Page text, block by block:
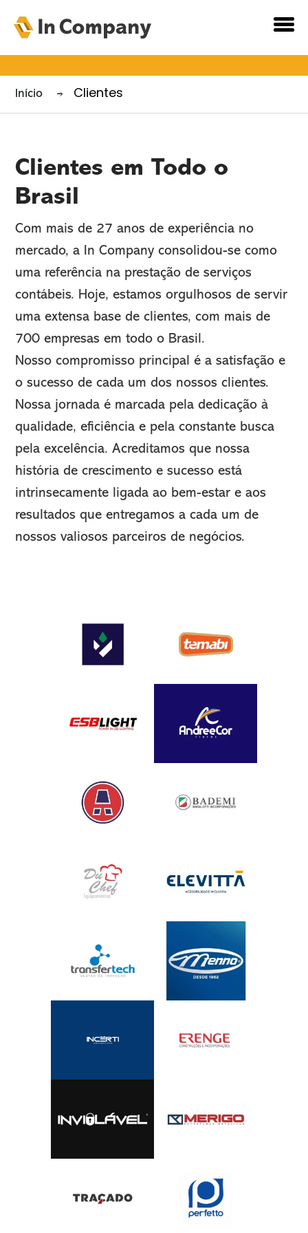
Nossos
Clientes
Início Clientes
Clientes em Todo o
Brasil
Com mais de 27 anos de experiência no
mercado, a In Company consolidou-se como
uma referência na prestação de serviços
contábeis. Hoje, estamos orgulhosos de servir
uma extensa base de clientes, com mais de
700 empresas em todo o Brasil.
Nosso compromisso principal é a satisfação e
o sucesso de cada um dos nossos clientes.
Nossa jornada é marcada pela dedicação à
qualidade, eficiência e pela constante busca
pela excelência. Acreditamos que nossa
história de crescimento e sucesso está
intrinsecamente ligada ao bem-estar e aos
resultados que entregamos a cada um de
nossos valiosos parceiros de negócios.